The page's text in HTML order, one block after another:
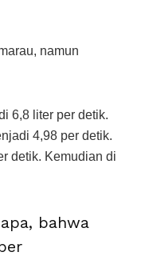
namun
6,8 liter per detik.
4,98 per detik.
detik. Kemudian di
bahwa